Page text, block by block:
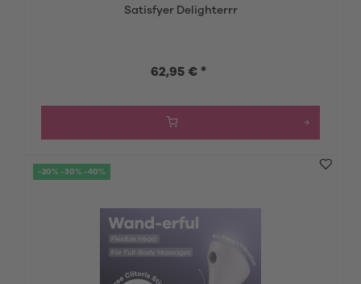
Satisfyer Delighterrr
62,95 € *
-20% -30% -40%